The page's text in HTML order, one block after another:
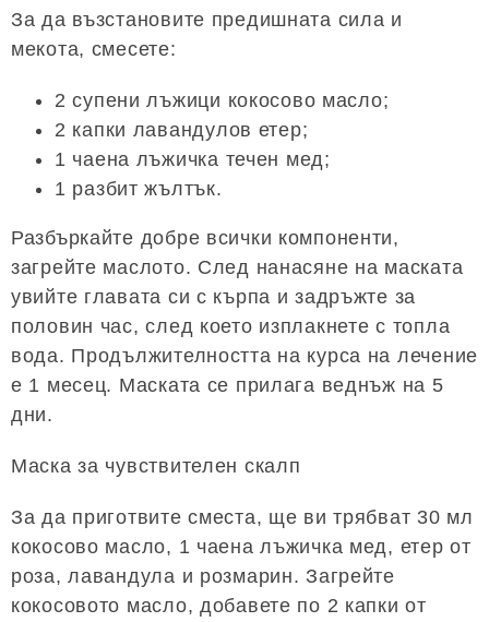
За да възстановите предишната сила и
мекота, смесете:
2 супени лъжици кокосово масло;
2 капки лавандулов етер;
1 чаена лъжичка течен мед;
1 разбит жълтък.
Разбъркайте добре всички компоненти,
загрейте маслото. След нанасяне на маската
увийте главата си с кърпа и задръжте за
половин час, след което изплакнете с топла
вода. Продължителността на курса на лечение
е 1 месец. Маската се прилага веднъж на 5
дни.
Маска за чувствителен скалп
За да приготвите сместа, ще ви трябват 30 мл
кокосово масло, 1 чаена лъжичка мед, етер от
роза, лавандула и розмарин. Загрейте
кокосовото масло, добавете по 2 капки от